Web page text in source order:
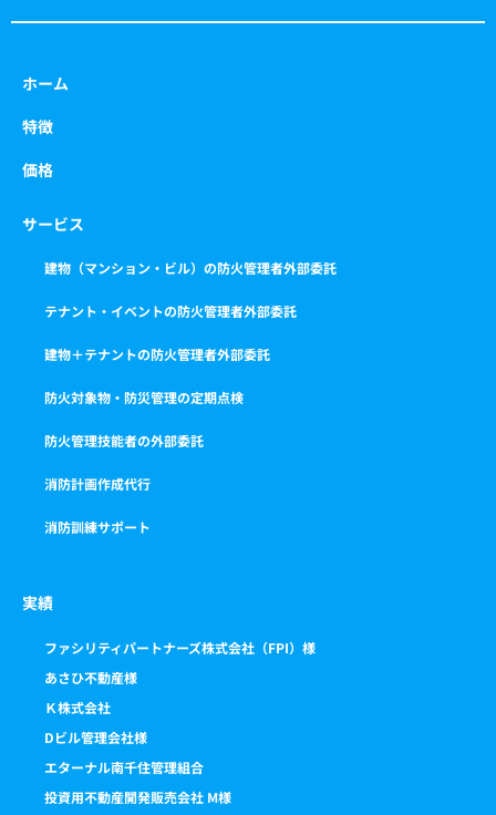
ホーム
特徴
価格
サービス
建物（マンション・ビル）の防火管理者外部委託
テナント・イベントの防火管理者外部委託
建物＋テナントの防火管理者外部委託
防火対象物・防災管理の定期点検
防火管理技能者の外部委託
消防計画作成代行
消防訓練サポート
実績
ファシリティパートナーズ株式会社（FPI）様
あさひ不動産様
Ｋ株式会社
Dビル管理会社様
エターナル南千住管理組合
投資用不動産開発販売会社 M様